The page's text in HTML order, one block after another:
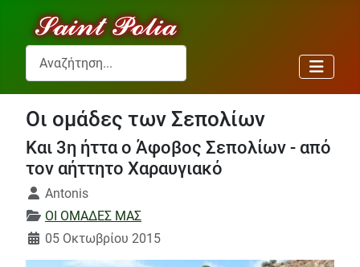
Αναζήτηση...
Οι ομάδες των Σεπολίων
Και 3η ήττα ο Άφοβος Σεπολίων - από
τον αήττητο Χαραυγιακό
Λεπτομέρειες
Antonis
ΟΙ ΟΜΑΔΕΣ ΜΑΣ
05 Οκτωβρίου 2015